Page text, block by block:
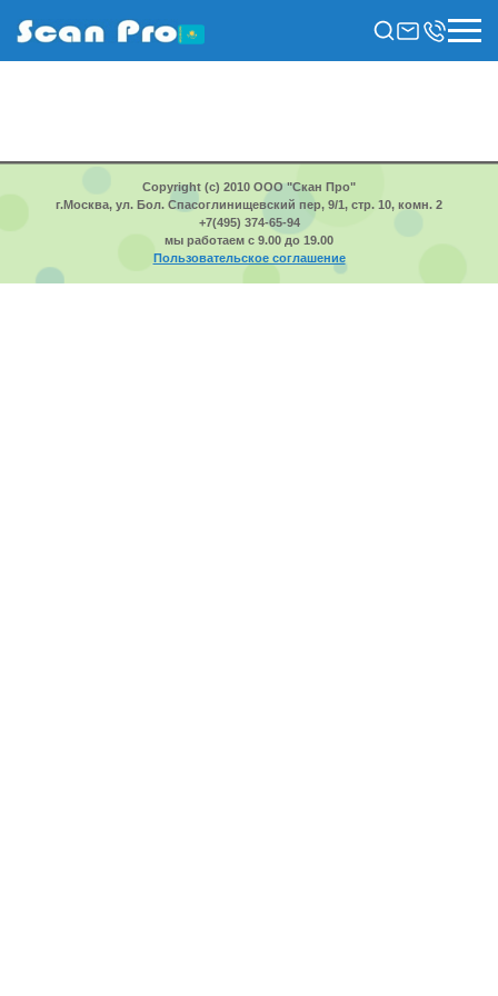
Copyright (c) 2010 ООО "Скан Про"
г.Москва, ул. Бол. Спасоглинищевский пер, 9/1, стр. 10, комн. 2
+7(495) 374-65-94
мы работаем с 9.00 до 19.00
Пользовательское соглашение